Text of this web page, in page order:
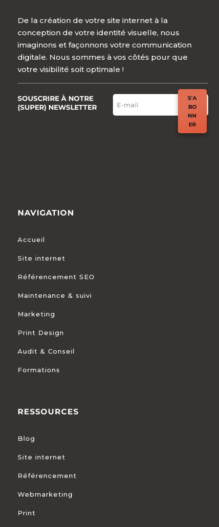
De la création de votre site internet à la
conception de votre identité visuelle, nous
imaginons et façonnons votre communication
digitale. Nous sommes à vos côtés pour que
votre visibilité soit optimale !
SOUSCRIRE À NOTRE
(SUPER) NEWSLETTER
S'A
BO
NN
ER
NAVIGATION
Accueil
Site internet
Référencement SEO
Maintenance & suivi
Marketing
Print Design
Audit & Conseil
Formations
RESSOURCES
Blog
Site internet
Référencement
Webmarketing
Print